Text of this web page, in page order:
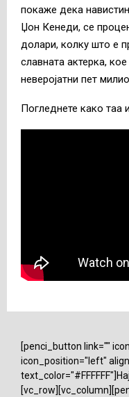
покаже дека
Џон Кенеди, се
долари, колку што е
славната актерка,
неверојатни пет
Погледнете како таа
[penci_button link=""
icon_position="left"